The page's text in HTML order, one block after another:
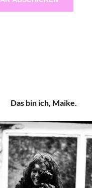
Das bin ich, Maike.